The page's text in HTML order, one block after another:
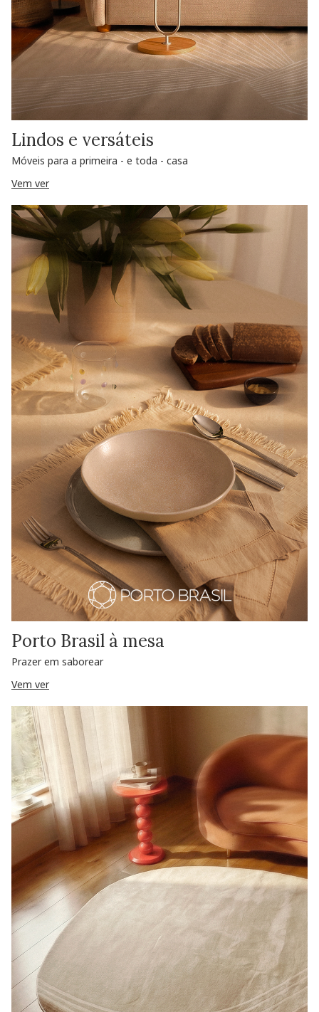
Lindos e versáteis
Móveis para a primeira - e toda - casa
Vem ver
Porto Brasil à mesa
Prazer em saborear
Vem ver